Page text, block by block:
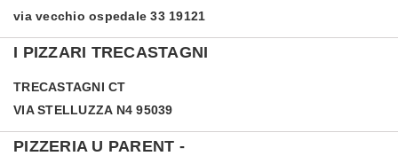
via vecchio ospedale 33 19121
I PIZZARI TRECASTAGNI
TRECASTAGNI CT
VIA STELLUZZA N4 95039
PIZZERIA U PARENT -